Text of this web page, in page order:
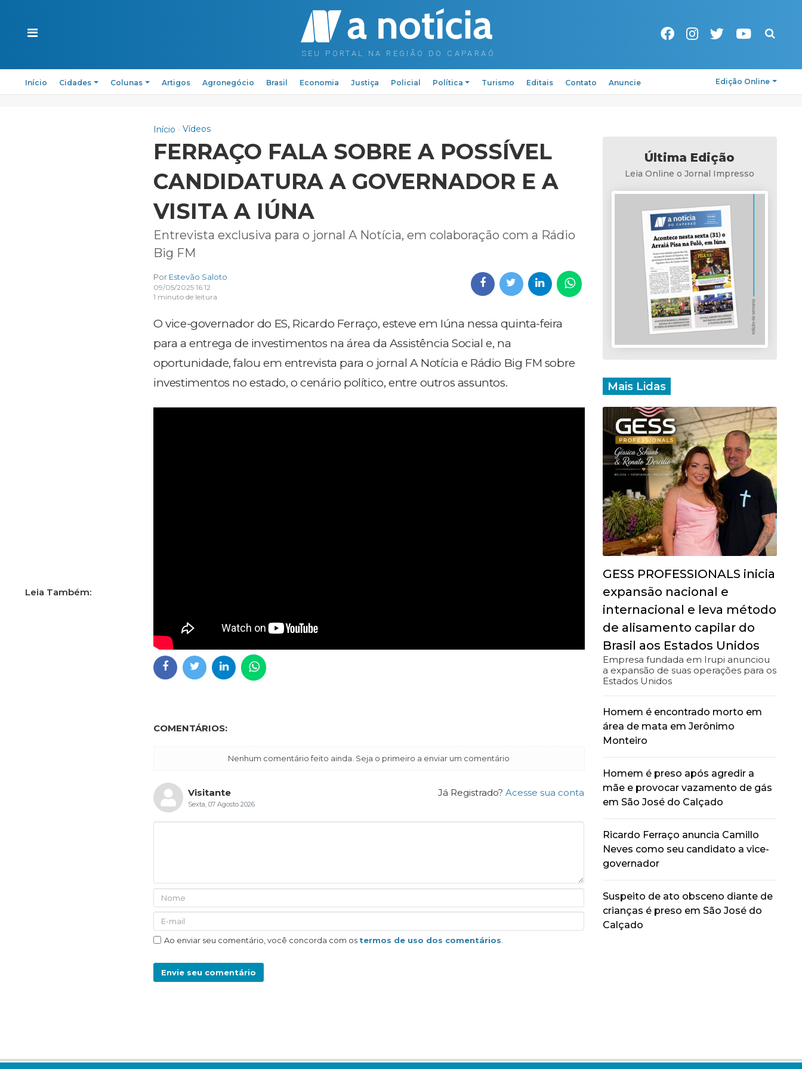
Pesquisa
Início Cidades Colunas Artigos Agronegócio Brasil Economia Justiça Policial Política Turismo Editais Contato Anuncie Edição Online
Início Vídeos
FERRAÇO FALA SOBRE A POSSÍVEL
CANDIDATURA A GOVERNADOR E A
VISITA A IÚNA
Entrevista exclusiva para o jornal A Notícia, em colaboração com a Rádio
Big FM
Por Estevão Saloto
09/05/2025 16:12
1 minuto de leitura
O vice-governador do ES, Ricardo Ferraço, esteve em Iúna nessa quinta-feira
para a entrega de investimentos na área da Assistência Social e, na
oportunidade, falou em entrevista para o jornal A Notícia e Rádio Big FM sobre
investimentos no estado, o cenário político, entre outros assuntos.
COMENTÁRIOS:
Nenhum comentário feito ainda. Seja o primeiro a enviar um comentário
Já Registrado? Acesse sua conta
Visitante
Sexta, 07 Agosto 2026
Ao enviar seu comentário, você concorda com os termos de uso dos comentários
Envie seu comentário
Última Edição
Leia Online o Jornal Impresso
Mais Lidas
GESS PROFESSIONALS inicia
expansão nacional e
internacional e leva método
de alisamento capilar do
Brasil aos Estados Unidos
Empresa fundada em Irupi anunciou
a expansão de suas operações para os
Estados Unidos
Homem é encontrado morto em
área de mata em Jerônimo
Monteiro
Homem é preso após agredir a
mãe e provocar vazamento de gás
em São José do Calçado
Ricardo Ferraço anuncia Camillo
Neves como seu candidato a vice-
governador
Suspeito de ato obsceno diante de
crianças é preso em São José do
Calçado